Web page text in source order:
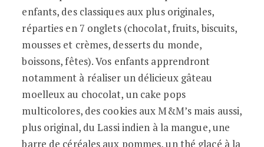
enfants, des classiques aux plus originales,
réparties en 7 onglets (chocolat, fruits, biscuits,
mousses et crèmes, desserts du monde,
boissons, fêtes). Vos enfants apprendront
notamment à réaliser un délicieux gâteau
moelleux au chocolat, un cake pops
multicolores, des cookies aux M&M’s mais aussi,
plus original, du Lassi indien à la mangue, une
barre de céréales aux pommes, un thé glacé à la